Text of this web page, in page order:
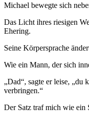
Michael bewegte sich
Das Licht ihres riesigen
Ehering.
Seine Körpersprache
Wie ein Mann, der sich
„Dad“, sagte er leise, „du
verbringen.“
Der Satz traf mich wie ein